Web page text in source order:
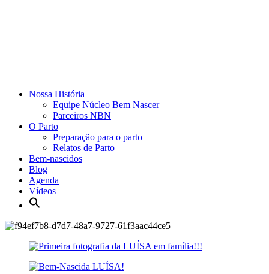
Nossa História
Equipe Núcleo Bem Nascer
Parceiros NBN
O Parto
Preparação para o parto
Relatos de Parto
Bem-nascidos
Blog
Agenda
Vídeos